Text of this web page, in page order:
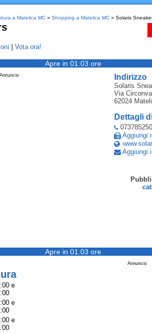
a Matelica MC» Shopping a Matelica MC» Solaris
Vota ora!
Apre in 01:03 ore
Indirizzo
Solaris
Via
62024
Dettagli
073785250
Aggiungi
Aggiungi
Annuncio
Apre in 01:03 ore
Annuncio
e
e
e